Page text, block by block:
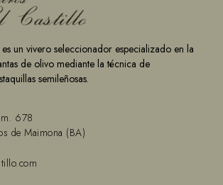
un vivero seleccionador especializado en la
de olivo mediante la técnica de
semileñosas.
678
de Maimona (BA)